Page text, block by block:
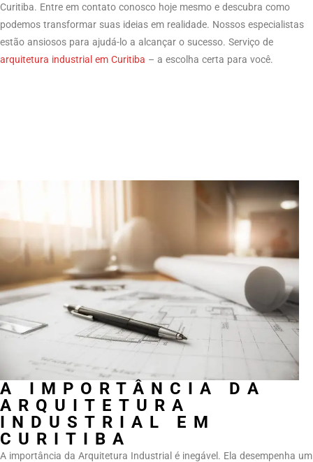
Curitiba. Entre em contato conosco hoje mesmo e descubra como
podemos transformar suas ideias em realidade. Nossos especialistas
estão ansiosos para ajudá-lo a alcançar o sucesso. Serviço de
arquitetura industrial em Curitiba – a escolha certa para você.
A IMPORTÂNCIA DA
ARQUITETURA
INDUSTRIAL EM
CURITIBA
A importância da Arquitetura Industrial é inegável. Ela desempenha um